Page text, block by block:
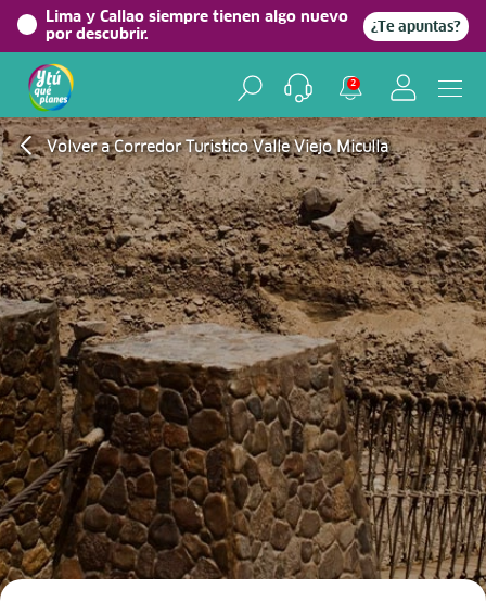
Lima y Callao siempre tienen algo nuevo
por descubrir.
¿Te apuntas?
2
Volver a Corredor Turistico Valle Viejo Miculla